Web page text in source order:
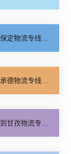
专线_全程直达「高效运输」
专线_专业调车「合理收费」
专线_多少一方「费用多少」